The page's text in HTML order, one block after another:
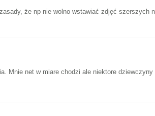
że np nie wolno wstawiać zdjęć
Mnie net w miare chodzi ale niektore